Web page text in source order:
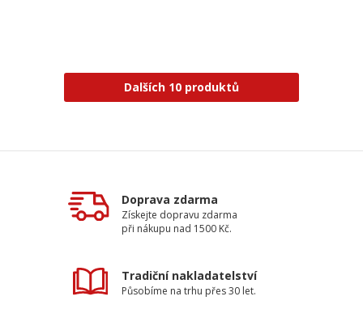
Dalších 10 produktů
Doprava zdarma
Získejte dopravu zdarma
při nákupu nad 1500 Kč.
Tradiční nakladatelství
Působíme na trhu přes 30 let.